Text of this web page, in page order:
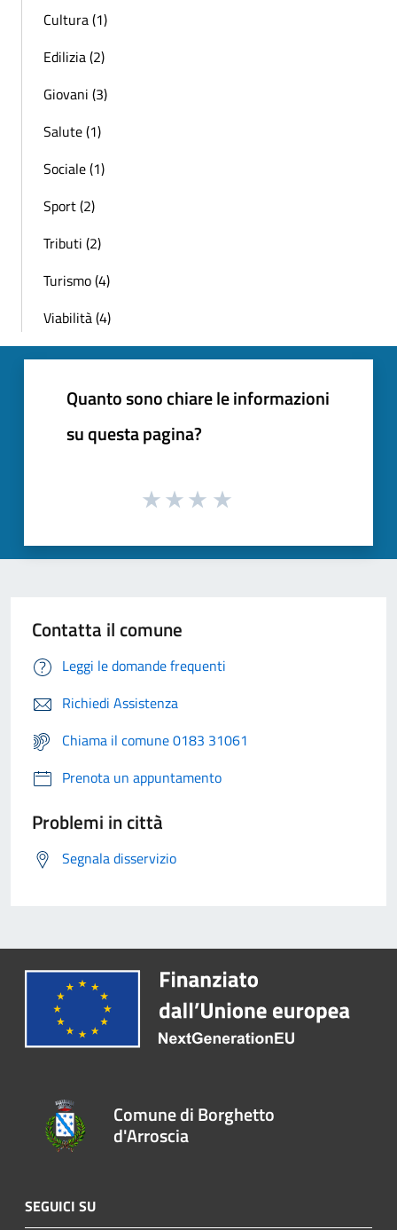
Cultura (1)
Edilizia (2)
Giovani (3)
Salute (1)
Sociale (1)
Sport (2)
Tributi (2)
Turismo (4)
Viabilità (4)
Quanto sono chiare le informazioni
su questa pagina?
Contatta il comune
Leggi le domande frequenti
Richiedi Assistenza
Chiama il comune 0183 31061
Prenota un appuntamento
Problemi in città
Segnala disservizio
Comune di Borghetto
d'Arroscia
SEGUICI SU